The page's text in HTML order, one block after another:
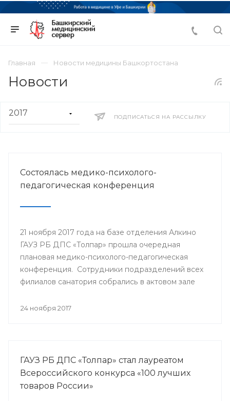
Главная Новости медицины Башкортостана
Новости
ПОДПИСАТЬСЯ НА РАССЫЛКУ
Состоялась медико-психолого-
педагогическая конференция
21 ноября 2017 года на базе отделения Алкино
ГАУЗ РБ ДПС «Толпар» прошла очередная
плановая медико-психолого-педагогическая
конференция. Сотрудники подразделений всех
филиалов санатория собрались в актовом зале
учреждения и подумать над оптимальными
24 ноября 2017
ГАУЗ РБ ДПС «Толпар» стал лауреатом
Всероссийского конкурса «100 лучших
товаров России»